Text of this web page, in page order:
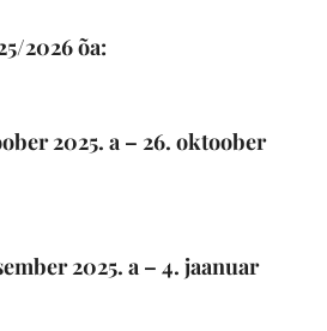
2026 õa:
2025. a – 26. oktoober
2025. a – 4. jaanuar